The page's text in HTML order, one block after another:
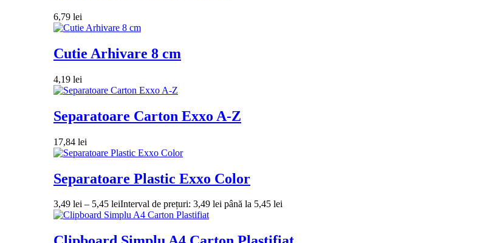
6,79 lei
Cutie Arhivare 8 cm
4,19 lei
Separatoare Carton Exxo A-Z
17,84 lei
Separatoare Plastic Exxo Color
3,49 lei – 5,45 leiInterval de prețuri: 3,49 lei până la 5,45 lei